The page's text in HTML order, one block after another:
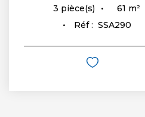
3 pièce(s) 61 m²
Réf : SSA290